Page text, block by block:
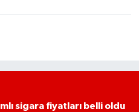
sigara fiyatları belli oldu